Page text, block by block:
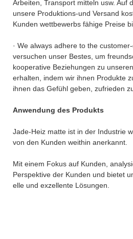
Arbeiten, Transport mitteln usw. Auf
unsere Produktions-und Versand
Kunden wettbewerbs fähige Preise
· We always adhere to the
versuchen unser Bestes, um
kooperative Beziehungen zu
erhalten, indem wir ihnen Produkte
ihnen das Gefühl geben, zufrieden
Anwendung des Produkts
Jade-Heiz matte ist in der Industrie
von den Kunden weithin anerkannt.
Mit einem Fokus auf Kunden,
Perspektive der Kunden und bietet
elle und exzellente Lösungen.